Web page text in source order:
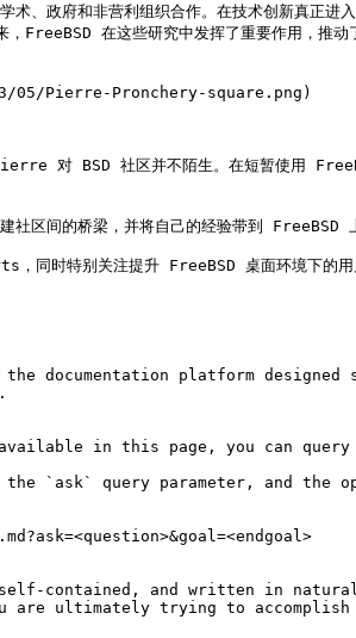
、政府和非营利组织合作。在技术创新真正进
FreeBSD 在这些研究中发挥了重要作用，推
Pierre-Pronchery-square.png)
对 BSD 社区并不陌生。在短暂使用
区间的桥梁，并将自己的经验带到 FreeBSD
同时特别关注提升 FreeBSD 桌面环境下的用
documentation platform
in this page, you can query
the `ask` query parameter, and the
contained, and written in natural
are ultimately trying to